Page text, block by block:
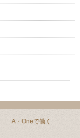
A・Oneで働く